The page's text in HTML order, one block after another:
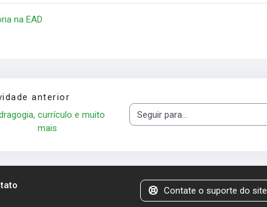
na EAD
anterior
currículo e muito
mais
Seguir para...
Contate o suporte do site